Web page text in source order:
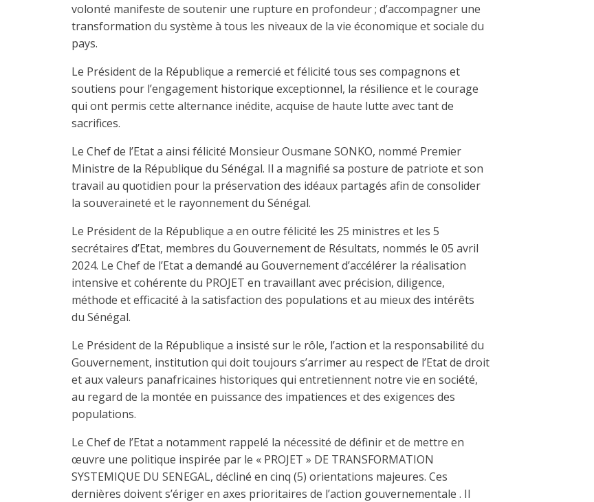
volonté manifeste de soutenir une rupture en profondeur ; d’accompagner une
transformation du système à tous les niveaux de la vie économique et sociale du
pays.
Le Président de la République a remercié et félicité tous ses compagnons et
soutiens pour l’engagement historique exceptionnel, la résilience et le courage
qui ont permis cette alternance inédite, acquise de haute lutte avec tant de
sacrifices.
Le Chef de l’Etat a ainsi félicité Monsieur Ousmane SONKO, nommé Premier
Ministre de la République du Sénégal. Il a magnifié sa posture de patriote et son
travail au quotidien pour la préservation des idéaux partagés afin de consolider
la souveraineté et le rayonnement du Sénégal.
Le Président de la République a en outre félicité les 25 ministres et les 5
secrétaires d’Etat, membres du Gouvernement de Résultats, nommés le 05 avril
2024. Le Chef de l’Etat a demandé au Gouvernement d’accélérer la réalisation
intensive et cohérente du PROJET en travaillant avec précision, diligence,
méthode et efficacité à la satisfaction des populations et au mieux des intérêts
du Sénégal.
Le Président de la République a insisté sur le rôle, l’action et la responsabilité du
Gouvernement, institution qui doit toujours s’arrimer au respect de l’Etat de droit
et aux valeurs panafricaines historiques qui entretiennent notre vie en société,
au regard de la montée en puissance des impatiences et des exigences des
populations.
Le Chef de l’Etat a notamment rappelé la nécessité de définir et de mettre en
œuvre une politique inspirée par le « PROJET » DE TRANSFORMATION
SYSTEMIQUE DU SENEGAL, décliné en cinq (5) orientations majeures. Ces
dernières doivent s’ériger en axes prioritaires de l’action gouvernementale . Il